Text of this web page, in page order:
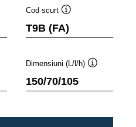
Cod scurt
T9B (FA)
Dimensiuni (L/l/h)
150/70/105